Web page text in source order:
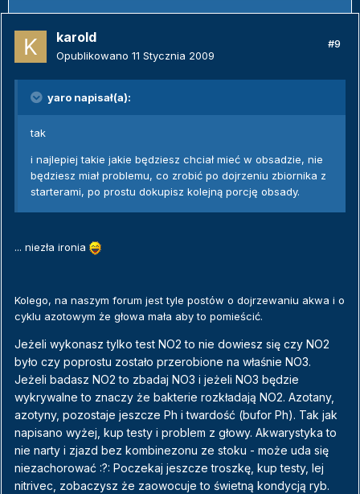
karold
Opublikowano 11 Stycznia 2009
#9
yaro napisał(a):
tak
i najlepiej takie jakie będziesz chciał mieć w obsadzie, nie
będziesz miał problemu, co zrobić po dojrzeniu zbiornika z
starterami, po prostu dokupisz kolejną porcję obsady.
... niezła ironia
Kolego, na naszym forum jest tyle postów o dojrzewaniu akwa i o
cyklu azotowym że głowa mała aby to pomieścić.
Jeżeli wykonasz tylko test NO2 to nie dowiesz się czy NO2
było czy poprostu zostało przerobione na właśnie NO3.
Jeżeli badasz NO2 to zbadaj NO3 i jeżeli NO3 będzie
wykrywalne to znaczy że bakterie rozkładają NO2. Azotany,
azotyny, pozostaje jeszcze Ph i twardość (bufor Ph). Tak jak
napisano wyżej, kup testy i problem z głowy. Akwarystyka to
nie narty i zjazd bez kombinezonu ze stoku - może uda się
niezachorować :?: Poczekaj jeszcze troszkę, kup testy, lej
nitrivec, zobaczysz że zaowocuje to świetną kondycją ryb.